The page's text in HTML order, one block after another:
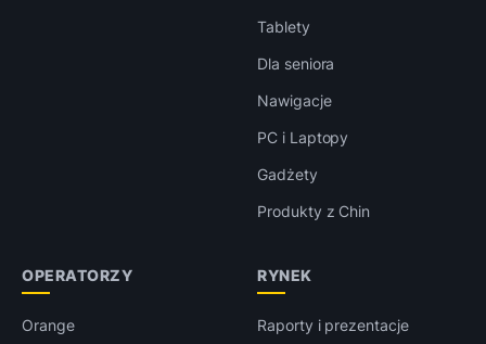
Tablety
Dla seniora
Nawigacje
PC i Laptopy
Gadżety
Produkty z Chin
OPERATORZY
Orange
RYNEK
Raporty i prezentacje